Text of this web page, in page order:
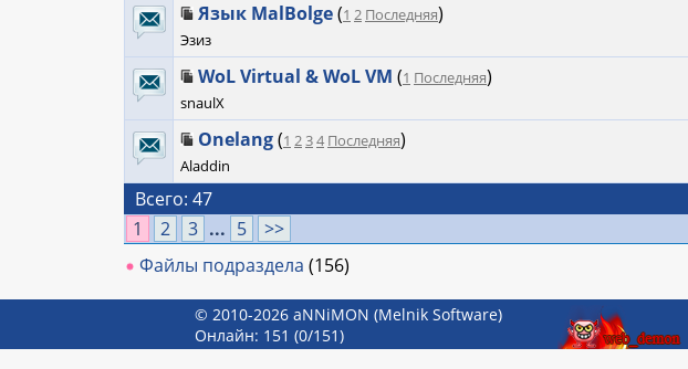
Язык MalBolge(1 2 Последняя)
Эзиз
WoL Virtual & WoL VM (1 Последняя)
snaulX
Onelang(1 234 Последняя)
Aladdin
Всего: 47
1
2 3 ... 5
>>
Файлы подраздела (156)
© 2010-2026 aNNiMON (Melnik Software)
Онлайн: 151 (0/151)